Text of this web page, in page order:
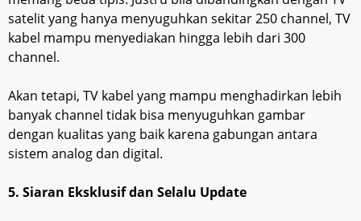
satelit yang hanya menyuguhkan sekitar 250 channel, TV
kabel mampu menyediakan hingga lebih dari 300
channel.
Akan tetapi, TV kabel yang mampu menghadirkan lebih
banyak channel tidak bisa menyuguhkan gambar
dengan kualitas yang baik karena gabungan antara
sistem analog dan digital.
5. Siaran Eksklusif dan Selalu Update